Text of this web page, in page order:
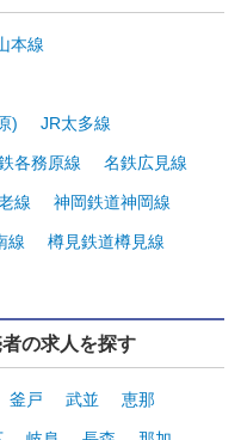
本線
) JR太多線
各務原線 名鉄広見線
線 神岡鉄道神岡線
線 樽見鉄道樽見線
の求人を探す
釜戸 武並 恵那